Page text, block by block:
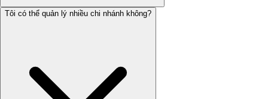
Tôi có thể quản lý nhiều chi nhánh không?